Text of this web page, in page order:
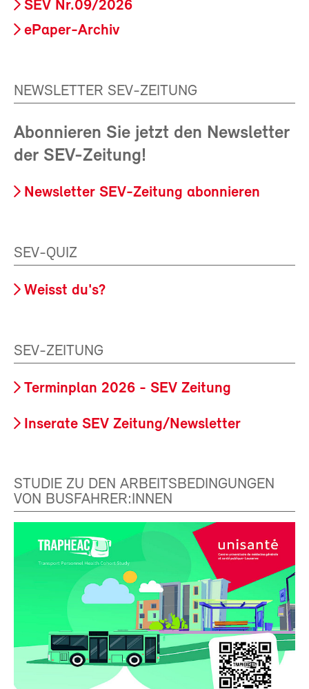
SEV Nr.09/2026
ePaper-Archiv
NEWSLETTER SEV-ZEITUNG
Abonnieren Sie jetzt den Newsletter
der SEV-Zeitung!
Newsletter SEV-Zeitung abonnieren
SEV-QUIZ
Weisst du's?
SEV-ZEITUNG
Terminplan 2026 - SEV Zeitung
Inserate SEV Zeitung/Newsletter
STUDIE ZU DEN ARBEITSBEDINGUNGEN
VON BUSFAHRER:INNEN